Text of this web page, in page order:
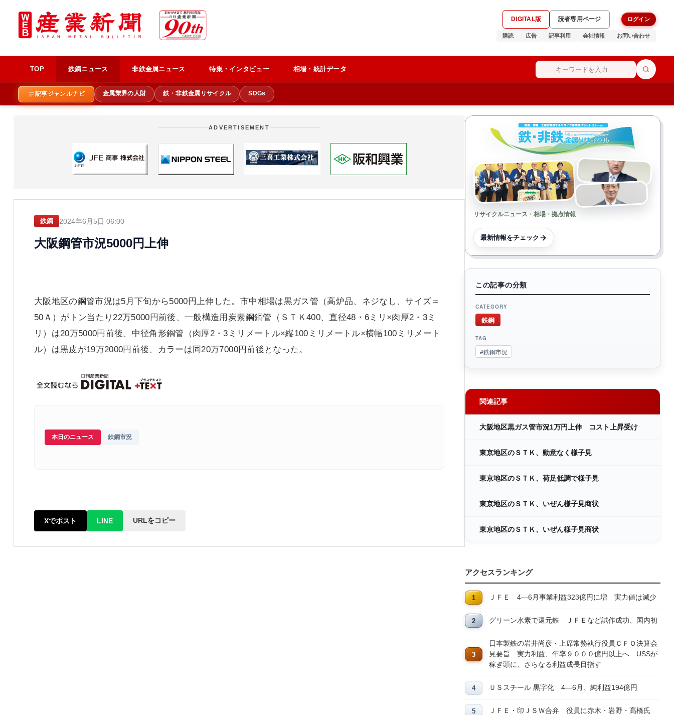
DIGITAL版 読者専用ページ ログイン
購読 広告 記事利用 会社情報 お問い合わせ
TOP 鉄鋼ニュース 非鉄金属ニュース 特集・インタビュー 相場・統計データ
記事ジャンルナビ 金属業界の人財 鉄・非鉄金属リサイクル SDGs
ADVERTISEMENT
鉄鋼 2024年6月5日 06:00
大阪鋼管市況5000円上伸
大阪地区の鋼管市況は5月下旬から5000円上伸した。市中相場は黒ガス管（高炉品、ネジなし、サイズ＝
50Ａ）がトン当たり22万5000円前後、一般構造用炭素鋼鋼管（ＳＴＫ400、直径48・6ミリ×肉厚2・3ミ
リ）は20万5000円前後、中径角形鋼管（肉厚2・3ミリメートル×縦100ミリメートル×横幅100ミリメート
ル）は黒皮が19万2000円前後、カラーは同20万7000円前後となった。
本日のニュース 鉄鋼市況
Xでポスト LINE URLをコピー
リサイクルニュース・相場・拠点情報
最新情報をチェック
この記事の分類
CATEGORY
鉄鋼
TAG
#鉄鋼市況
関連記事
大阪地区黒ガス管市況1万円上伸 コスト上昇受け
東京地区のＳＴＫ、動意なく様子見
東京地区のＳＴＫ、荷足低調で様子見
東京地区のＳＴＫ、いぜん様子見商状
東京地区のＳＴＫ、いぜん様子見商状
アクセスランキング
ＪＦＥ 4―6月事業利益323億円に増 実力値は減少
グリーン水素で還元鉄 ＪＦＥなど試作成功、国内初
日本製鉄の岩井尚彦・上席常務執行役員ＣＦＯ決算会
見要旨 実力利益、年率９０００億円以上へ USSが
稼ぎ頭に、さらなる利益成長目指す
ＵＳスチール 黒字化 4―6月、純利益194億円
ＪＦＥ・印ＪＳＷ合弁 役員に赤木・岩野・髙橋氏